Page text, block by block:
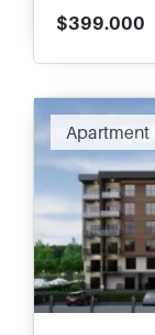
$399.000
Apartment